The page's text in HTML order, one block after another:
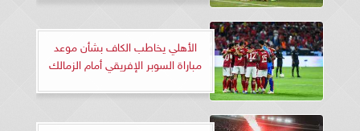
الأهلي يخاطب الكاف بشأن موعد
مباراة السوبر الإفريقي أمام الزمالك